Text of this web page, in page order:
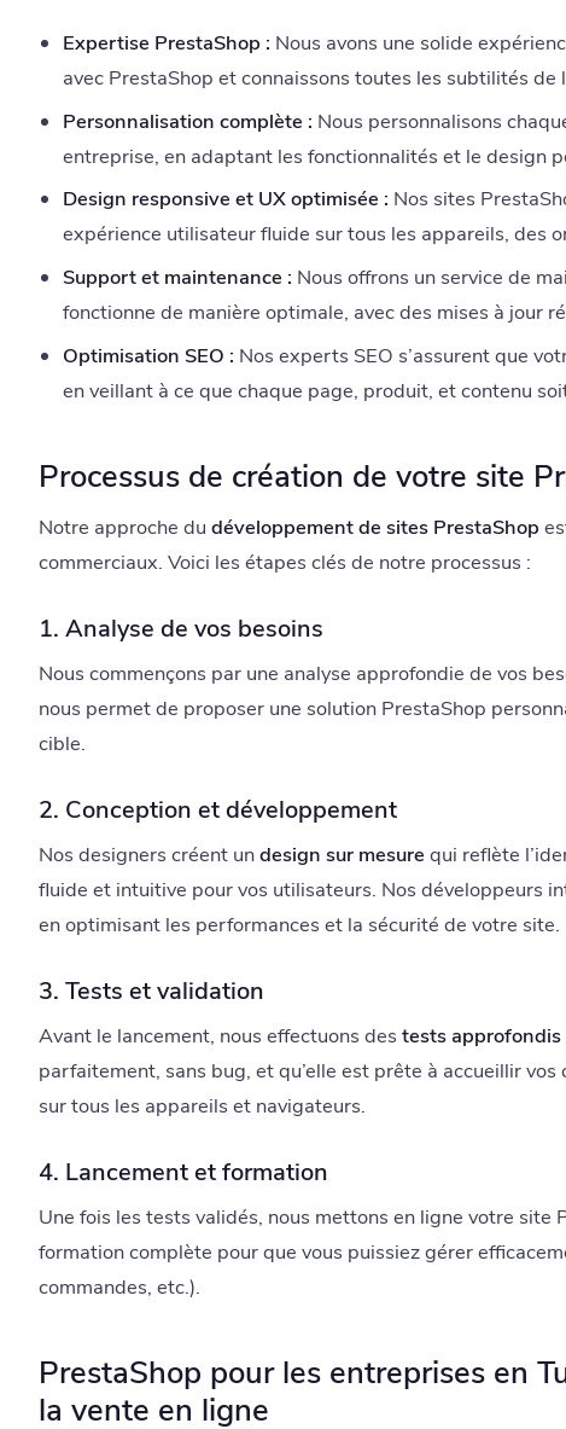
Expertise PrestaShop : Nous avons une solide
avec PrestaShop et connaissons toutes les subtilités
Personnalisation complète : Nous personnalisons
entreprise, en adaptant les fonctionnalités et le design
Design responsive et UX optimisée : Nos sites
expérience utilisateur fluide sur tous les appareils, des
Support et maintenance : Nous offrons un service de
fonctionne de manière optimale, avec des mises à jour
Optimisation SEO : Nos experts SEO s’assurent que
en veillant à ce que chaque page, produit, et contenu
Processus de création de votre site
Notre approche du développement de sites PrestaShop
commerciaux. Voici les étapes clés de notre processus :
1. Analyse de vos besoins
Nous commençons par une analyse approfondie de vos
nous permet de proposer une solution PrestaShop
cible.
2. Conception et développement
Nos designers créent undesign sur mesure qui reflète
fluide et intuitive pour vos utilisateurs. Nos développeurs
en optimisant les performances et la sécurité de votre site.
3. Tests et validation
Avant le lancement, nous effectuons des tests approfondis
parfaitement, sans bug, et qu’elle est prête à accueillir
sur tous les appareils et navigateurs.
4. Lancement et formation
Une fois les tests validés, nous mettons en ligne votre site
formation complète pour que vous puissiez gérer
commandes, etc.).
PrestaShop pour les entreprises en
la vente en ligne